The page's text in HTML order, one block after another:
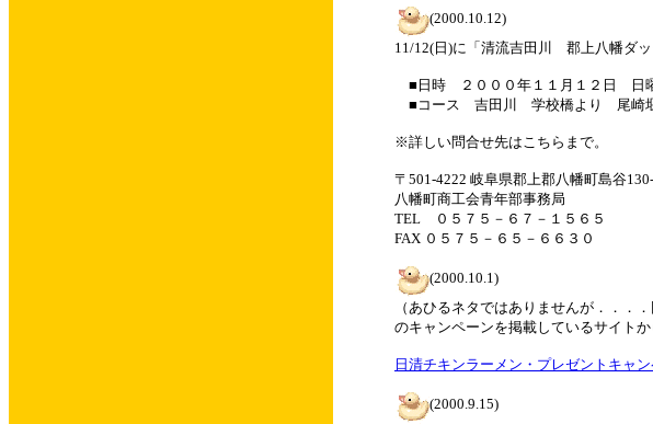
(2000.10.12)
11/12(日)に「清流吉田川 郡上八幡ダッ
■日時 ２０００年１１月１２日 日
■コース 吉田川 学校橋より 尾崎
※詳しい問合せ先はこちらまで。
〒501-4222 岐阜県郡上郡八幡町島谷
八幡町商工会青年部事務局
TEL ０５７５－６７－１５６５
FAX ０５７５－６５－６６３０
(2000.10.1)
（あひるネタではありませんが．．．
のキャンペーンを掲載しているサイト
日清チキンラーメン・プレゼントキャ
(2000.9.15)